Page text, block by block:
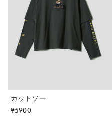
カットソー
¥5900